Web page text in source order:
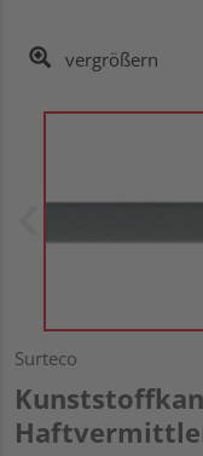
vergrößern
Surteco
Haftvermittler